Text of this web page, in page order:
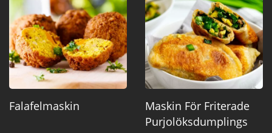
Falafelmaskin
Maskin För Friterade
Purjolöksdumplings